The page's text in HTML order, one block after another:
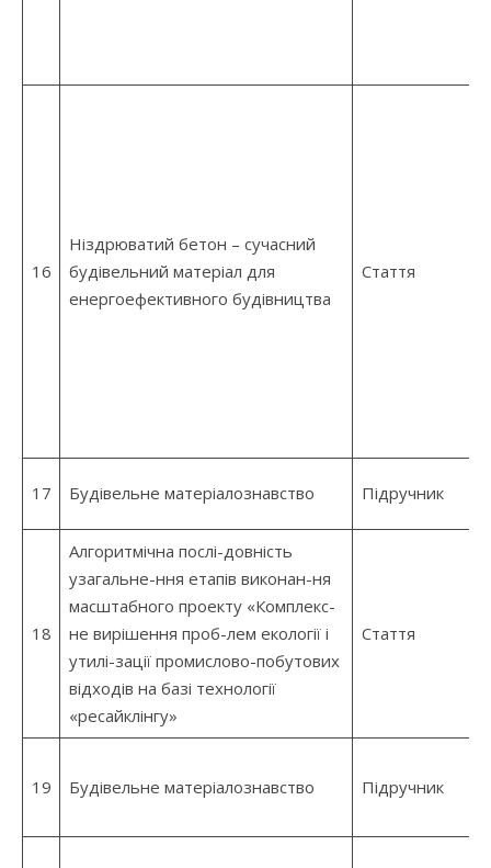
16
Ніздрюватий бетон – сучасний
будівельний матеріал для
енергоефективного будівництва
Стаття
17 Будівельне матеріалознавство Підручник
18
Алгоритмічна послі-довність
узагальне-ння етапів виконан-ня
масштабного проекту «Комплекс-
не вирішення проб-лем екології і
утилі-зації промислово-побутових
відходів на базі технології
«ресайклінгу»
Стаття
19 Будівельне матеріалознавство Підручник